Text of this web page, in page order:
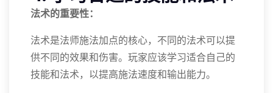
法术的重要性：
法术是法师施法加点的核心，不同的法术可以提
供不同的效果和伤害。玩家应该学习适合自己的
技能和法术，以提高施法速度和输出能力。